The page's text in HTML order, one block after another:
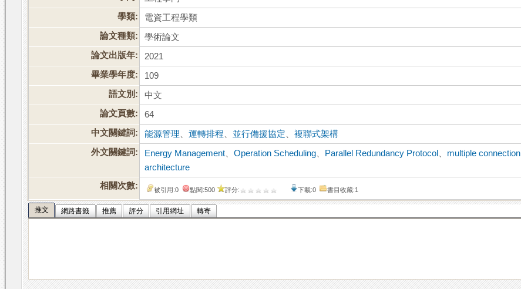
學類:
電資工程學類
論文種類:
學術論文
論文出版年:
2021
畢業學年度:
109
語文別:
中文
論文頁數:
64
中文關鍵詞:
能源管理 、運轉排程 並行備援協定 、複聯式架構
外文關鍵詞:
Energy Management 、Operation Scheduling Parallel Redundancy Protocol
multiple connection
architecture
相關次數:
被引用:0 點閱:500 評分: 下載:0 書目收藏:1
推文 網路書籤 推薦 評分 引用網址 轉寄